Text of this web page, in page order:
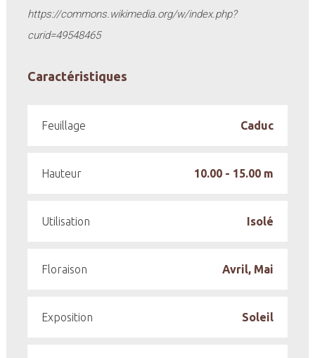
https://commons.wikimedia.org/w/index.php?
curid=49548465
Caractéristiques
Feuillage Caduc
Hauteur 10.00 - 15.00 m
Utilisation Isolé
Floraison Avril, Mai
Exposition Soleil